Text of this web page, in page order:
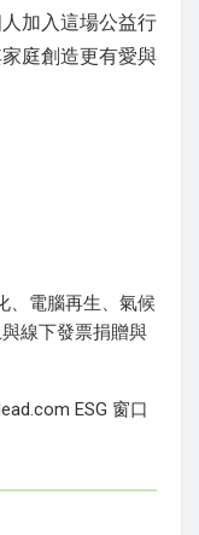
加入這場公益行
庭創造更有愛與
、電腦再生、氣候
線下發票捐贈與
ESG 窗口